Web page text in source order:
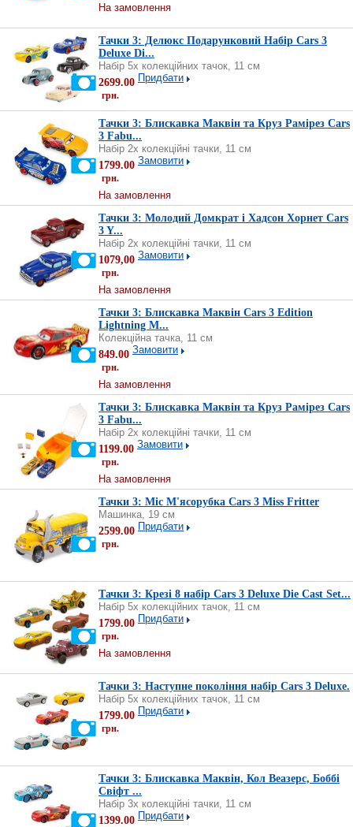
На замовлення
Тачки 3: Делюкс Подарунковий Набір Cars 3
Deluxe Di...
Набір 5х колекційних тачок, 11 см
2699.00
грн.
Придбати
Тачки 3: Блискавка Маквін та Круз Рамірез Cars
3 Fabu...
Набір 2х колекційні тачки, 11 см
1799.00
грн.
Замовити
На замовлення
Тачки 3: Молодий Домкрат і Хадсон Хорнет Cars
3 Y...
Набір 2х колекційні тачки, 11 см
1079,00
грн.
Замовити
На замовлення
Тачки 3: Блискавка Маквін Cars 3 Edition
Lightning M...
Колекційна тачка, 11 см
849.00
грн.
Замовити
На замовлення
Тачки 3: Блискавка Маквін та Круз Рамірез Cars
3 Fabu...
Набір 2х колекційні тачки, 11 см
1199.00
грн.
Замовити
На замовлення
Тачки 3: Міс М'ясорубка Cars 3 Miss Fritter
Машинка, 19 см
2599.00
грн.
Придбати
Тачки 3: Крезі 8 набір Cars 3 Deluxe Die Cast Set...
Набір 5х колекційних тачок, 11 см
1799.00
грн.
Придбати
На замовлення
Тачки 3: Наступне покоління набір Cars 3 Deluxe.
Набір 5х колекційних тачок, 11 см
1799.00
грн.
Придбати
Тачки 3: Блискавка Маквін, Кол Веазерс, Боббі
Свіфт ...
Набір 3х колекційні тачки, 11 см
1399.00 Придбати